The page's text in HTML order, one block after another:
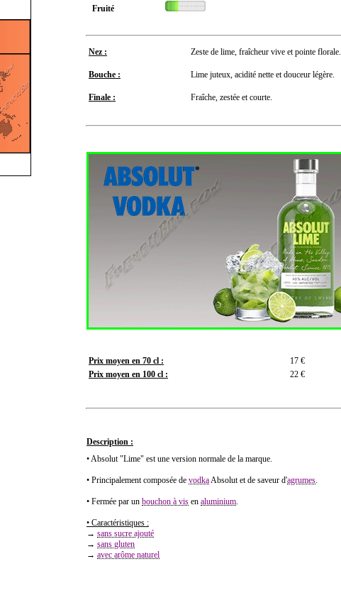
Fruité
Nez : Zeste de lime, fraîcheur vive et pointe florale.
Bouche : Lime juteux, acidité nette et douceur légère.
Finale : Fraîche, zestée et courte.
Prix moyen en 70 cl :
17 €
Prix moyen en 100 cl :
22 €
Description :
• Absolut "Lime" est une version normale de la marque.
• Principalement composée de vodkaAbsolut etde saveur d'agrumes.
• Fermée par un bouchon à vis en aluminium.
• Caractéristiques :
→ sans sucre ajouté
→ sans gluten
→ avec arôme naturel